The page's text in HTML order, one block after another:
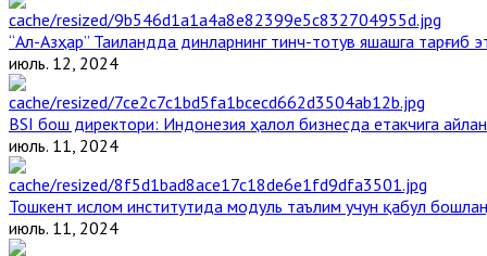
“Ал-Азҳар” Таиландда динларнинг тинч-тотув яшашга тарғиб
июль. 12, 2024
BSI бош директори: Индонезия ҳалол бизнесда етакчига
июль. 11, 2024
Тошкент ислом институтида модуль таълим учун қабул
июль. 11, 2024